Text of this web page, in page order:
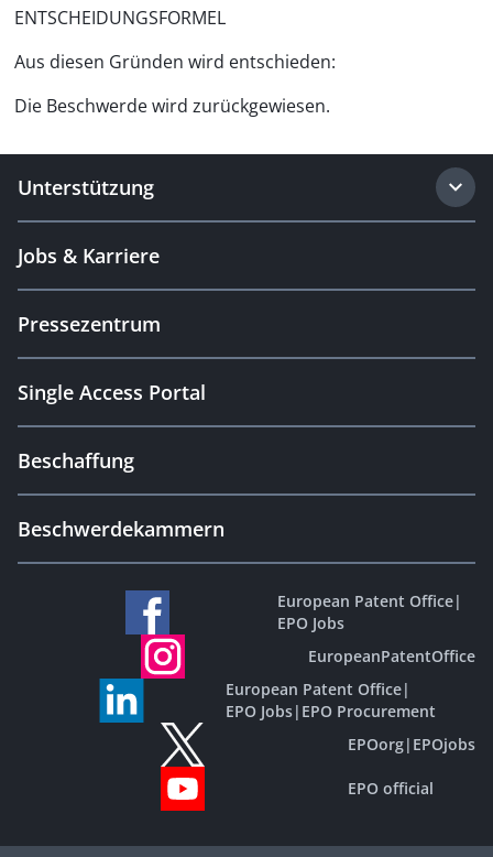
ENTSCHEIDUNGSFORMEL
Aus diesen Gründen wird entschieden:
Die Beschwerde wird zurückgewiesen.
Unterstützung
Jobs & Karriere
Pressezentrum
Single Access Portal
Beschaffung
Beschwerdekammern
European Patent Office|
EPO Jobs
EuropeanPatentOffice
European Patent Office|
EPO Jobs| EPO Procurement
EPOorg| EPOjobs
EPO official